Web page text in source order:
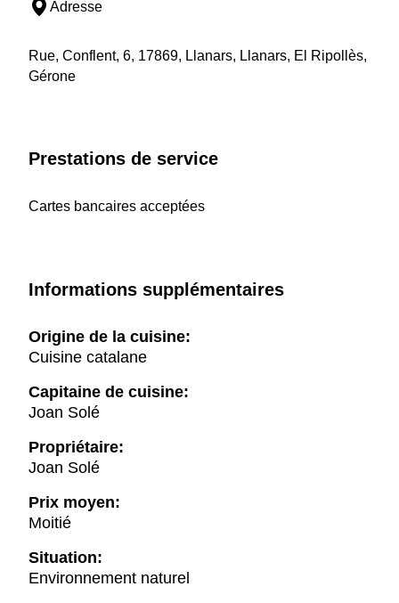
Adresse
Rue, Conflent, 6, 17869, Llanars, Llanars, El Ripollès,
Gérone
Prestations de service
Cartes bancaires acceptées
Informations supplémentaires
Origine de la cuisine:
Cuisine catalane
Capitaine de cuisine:
Joan Solé
Propriétaire:
Joan Solé
Prix moyen:
Moitié
Situation:
Environnement naturel